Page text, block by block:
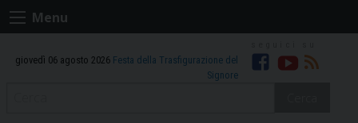
Skip
to
Menu
giovedì 06 agosto 2026 Festa della Trasfigurazione del
Signore
Facebook
Youtube
RSS